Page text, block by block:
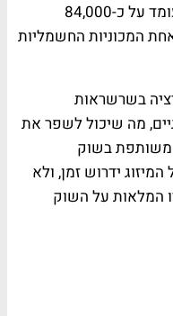
ק"מ. המחיר הצפוי שלה באירופה עומד על כ-84,000
המכוניות החשמליות
בשרשראות
מה שיכול לשפר את
בשוק
ידרוש זמן, ולא
המלאות על השוק